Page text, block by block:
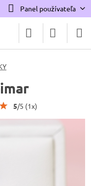
Panel používateľa
5/5 (1x)